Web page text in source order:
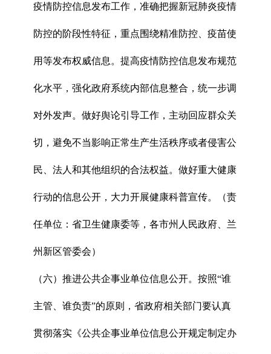
疫情防控信息发布工作，准确把握新冠肺炎疫情
防控的阶段性特征，重点围绕精准防控、疫苗使
用等发布权威信息。提高疫情防控信息发布规范
化水平，强化政府系统内部信息整合，统一步调
对外发声。做好舆论引导工作，主动回应群众关
切，避免不当影响正常生产生活秩序或者侵害公
民、法人和其他组织的合法权益。做好重大健康
行动的信息公开，大力开展健康科普宣传。（责
任单位：省卫生健康委等，各市州人民政府、兰
州新区管委会）
（六）推进公共企事业单位信息公开。按照“谁
主管、谁负责”的原则，省政府相关部门要认真
贯彻落实《公共企事业单位信息公开规定制定办